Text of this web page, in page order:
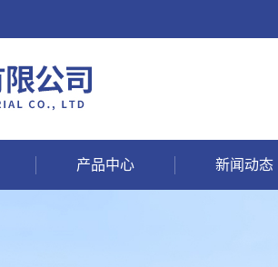
产品中心 新闻动态